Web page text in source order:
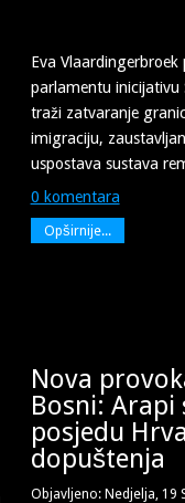
Eva
parlamentu inicijativu
traži zatvaranje
imigraciju,
uspostava sustava
0 komentara
Opširnije...
Nova
Bosni: Arapi
posjedu
dopuštenja
Objavljeno: Nedjelja, 19